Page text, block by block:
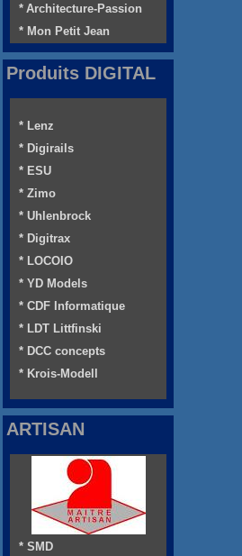
* Architecture-Passion
* Mon Petit Jean
Produits DIGITAL
* Lenz
* Digirails
* ESU
* Zimo
* Uhlenbrock
* Digitrax
* LOCOIO
* YD Models
* CDF Informatique
* LDT Littfinski
* DCC concepts
* Krois-Modell
ARTISAN
* SMD